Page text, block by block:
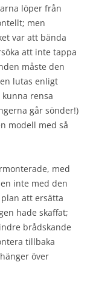
löper från
men
var att bända
att inte tappa
måste den
lutas enligt
rensa
går sönder!)
modell med så
med
inte med den
att ersätta
hade skaffat;
brådskande
tillbaka
över